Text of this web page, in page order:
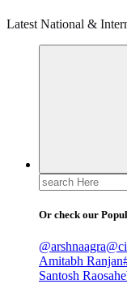
Latest National &
Search
for:
Or check our
@arshnaagra
Amitabh Ranjan
Santosh